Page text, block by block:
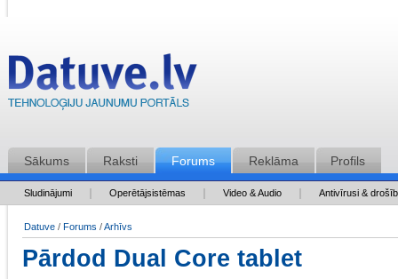
Sākums Raksti Forums Reklāma Profils
Sludinājumi Operētājsistēmas Video & Audio Antivīrusi &
Datuve / Forums /Arhīvs
Pārdod Dual Core tablet